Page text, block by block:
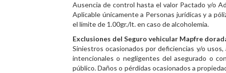
Ausencia de control hasta el valor Pactado y/o
Aplicable únicamente a Personas jurídicas y a
el límite de 1.00gr./lt. en caso de alcoholemia.
Exclusiones del Seguro vehicular Mapfre
Siniestros ocasionados por deficiencias y/o
intencionales o negligentes del asegurado o
público. Daños o pérdidas ocasionados a